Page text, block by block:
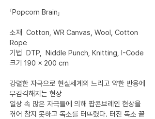
「Popcorn Brain」
소재 Cotton, WR Canvas, Wool, Cotton
Rope
기법 DTP, Niddle Punch, Knitting, I-Code
크기 190 × 200 cm
강렬한 자극으로 현실세계의 느리고 약한 반응에
무감각해지는 현상
일상 속 많은 자극들에 의해 팝콘브레인 현상을
겪어 참지 못하고 독소를 터뜨렸다. 터진 독소 끝